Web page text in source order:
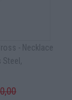
- Νecklace
Steel,